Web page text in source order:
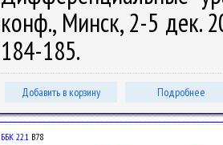
конф., Минск, 2-5 дек.
184-185.
Добавить в корзину Подробнее
ББК 22.1 В78